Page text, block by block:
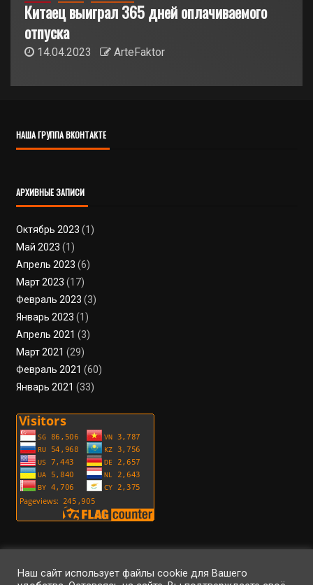
Китаец выиграл 365 дней оплачиваемого
отпуска
14.04.2023 ArteFaktor
НАША ГРУППА ВКОНТАКТЕ
АРХИВНЫЕ ЗАПИСИ
Октябрь 2023 (1)
Май 2023 (1)
Апрель 2023 (6)
Март 2023 (17)
Февраль 2023 (3)
Январь 2023 (1)
Апрель 2021 (3)
Март 2021 (29)
Февраль 2021 (60)
Январь 2021 (33)
Условия использования файлов cookie
Вход Регистрация
Наш сайт использует файлы cookie для Вашего